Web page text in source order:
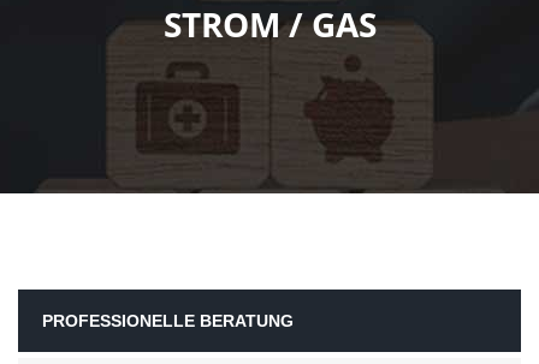
STROM / GAS
PROFESSIONELLE BERATUNG